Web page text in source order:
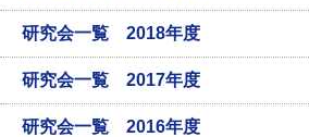
研究会一覧 2018年度
研究会一覧 2017年度
研究会一覧 2016年度